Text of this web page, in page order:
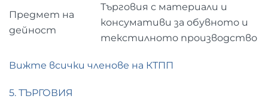
Предмет на
дейност
Търговия с материали и
консумативи за обувното и
текстилното производство
Вижте всички членове на КТПП
5. ТЪРГОВИЯ